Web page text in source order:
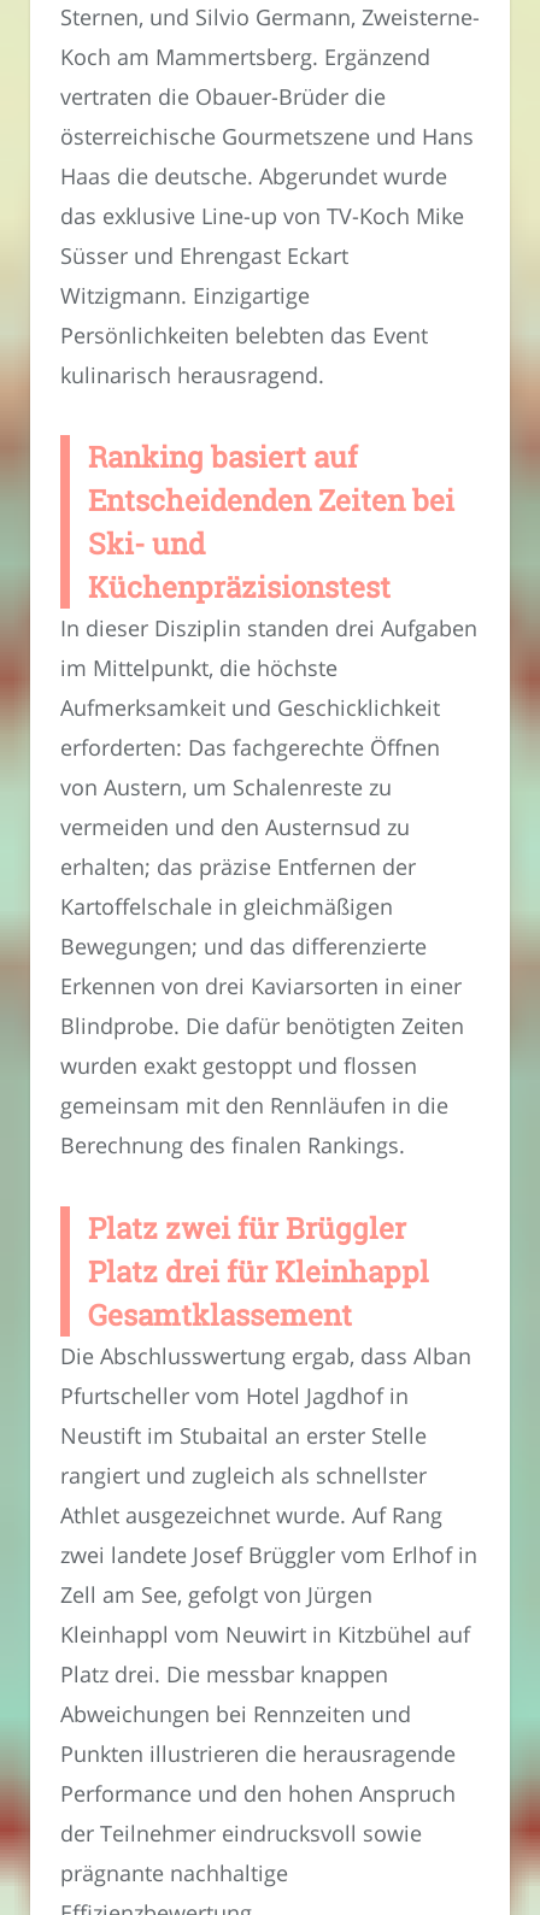
Sternen, und Silvio Germann, Zweisterne-
Koch am Mammertsberg. Ergänzend
vertraten die Obauer-Brüder die
österreichische Gourmetszene und Hans
Haas die deutsche. Abgerundet wurde
das exklusive Line-up von TV-Koch Mike
Süsser und Ehrengast Eckart
Witzigmann. Einzigartige
Persönlichkeiten belebten das Event
kulinarisch herausragend.
Ranking basiert auf
Entscheidenden Zeiten bei
Ski- und
Küchenpräzisionstest
In dieser Disziplin standen drei Aufgaben
im Mittelpunkt, die höchste
Aufmerksamkeit und Geschicklichkeit
erforderten: Das fachgerechte Öffnen
von Austern, um Schalenreste zu
vermeiden und den Austernsud zu
erhalten; das präzise Entfernen der
Kartoffelschale in gleichmäßigen
Bewegungen; und das differenzierte
Erkennen von drei Kaviarsorten in einer
Blindprobe. Die dafür benötigten Zeiten
wurden exakt gestoppt und flossen
gemeinsam mit den Rennläufen in die
Berechnung des finalen Rankings.
Platz zwei für Brüggler
Platz drei für Kleinhappl
Gesamtklassement
Die Abschlusswertung ergab, dass Alban
Pfurtscheller vom Hotel Jagdhof in
Neustift im Stubaital an erster Stelle
rangiert und zugleich als schnellster
Athlet ausgezeichnet wurde. Auf Rang
zwei landete Josef Brüggler vom Erlhof in
Zell am See, gefolgt von Jürgen
Kleinhappl vom Neuwirt in Kitzbühel auf
Platz drei. Die messbar knappen
Abweichungen bei Rennzeiten und
Punkten illustrieren die herausragende
Performance und den hohen Anspruch
der Teilnehmer eindrucksvoll sowie
prägnante nachhaltige